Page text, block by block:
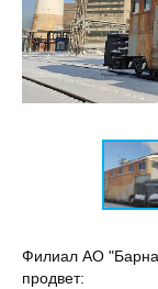
Филиал АО
продвет: